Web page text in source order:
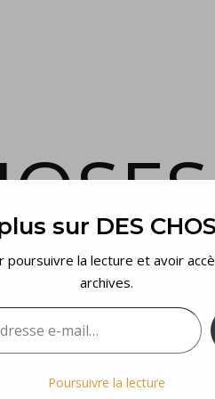
et voilà…
sur DES
poursuivre la lecture et avoir
archives.
e-mail…
Poursuivre la lecture